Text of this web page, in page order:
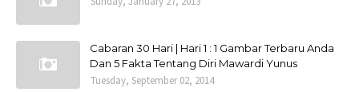
Cabaran 30 Hari | Hari 1 : 1 Gambar Terbaru Anda
Dan 5 Fakta Tentang Diri Mawardi Yunus
Tuesday, September 02, 2014